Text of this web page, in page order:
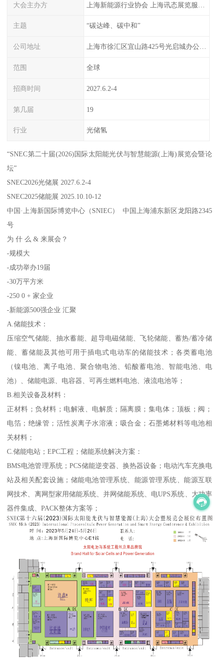
大会主办方
主题 “碳达峰、碳中和”
公司地址 上海市徐汇区宜山路425号光启城办公楼905-907室
范围 全球
招商时间 2027.6.2-4
第几届 19
行业 光储氢
“SNEC第二十届(2026)国际太阳能光伏与智慧能源(上海)展览会暨论
坛”
SNEC2026光储展 2027.6.2-4
SNEC2025储能展 2025.10.10-12
中国·上海新国际博览中心（SNIEC） 中国上海浦东新区龙阳路2345
号
为 什 么 & 来展会？
-规模大
-成功举办19届
-30万平方米
-250 0 + 家企业
-新能源500强企业 汇聚
A.储能技术：
压缩空气储能、抽水蓄能、超导电磁储能、飞轮储能、蓄热/蓄冷储
能、蓄储能及其他可用于插电式电动车的储能技术；各类蓄电池
（镍电池、离子电池、聚合物电池、铅酸蓄电池、智能电池、电
池）、储能电源、电容器、可再生燃料电池、液流电池等；
B.相关设备及材料：
正材料；负材料；电解液、电解质；隔离膜；集电体；顶板；阀；
电箔；绝缘管；活性炭离子水溶液；吸合金；石墨烯材料等电池相
关材料；
C.储能电站；EPC工程；储能系统解决方案：
BMS电池管理系统；PCS储能逆变器、换热器设备；电动汽车充换电
站及相关配套设施；储能电池管理系统、能源管理系统、能源互联
网技术、离网型家用储能系统、并网储能系统、电UPS系统、大功率
器件集成、PACK整体方案等；